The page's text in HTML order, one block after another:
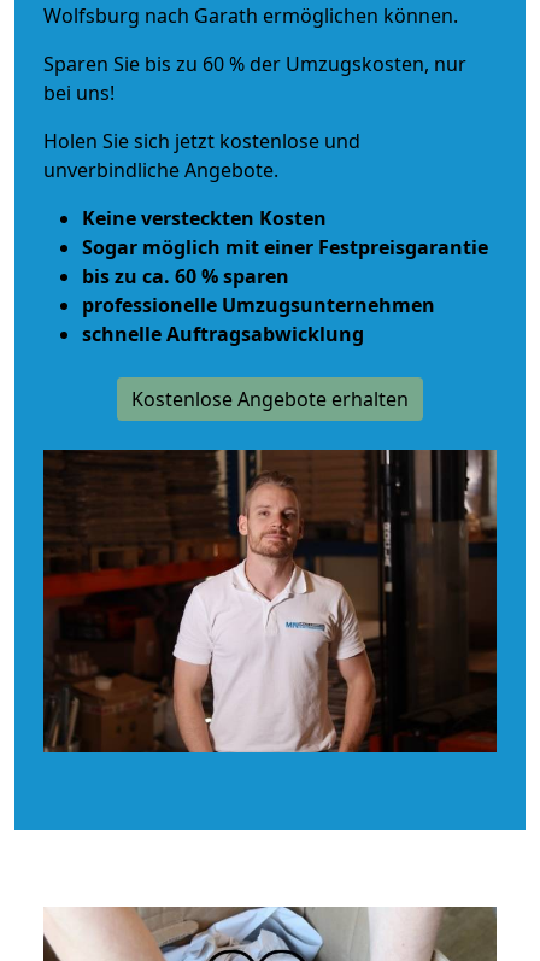
Wolfsburg nach Garath ermöglichen können.
Sparen Sie bis zu 60 % der Umzugskosten, nur
bei uns!
Holen Sie sich jetzt kostenlose und
unverbindliche Angebote.
Keine versteckten Kosten
Sogar möglich mit einer Festpreisgarantie
bis zu ca. 60 % sparen
professionelle Umzugsunternehmen
schnelle Auftragsabwicklung
Kostenlose Angebote erhalten